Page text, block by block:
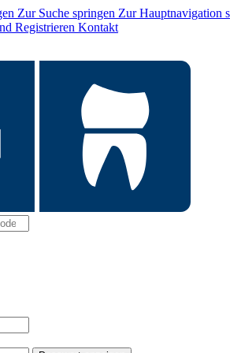
Zur Suche springen Zur Hauptnavigation
Registrieren Kontakt